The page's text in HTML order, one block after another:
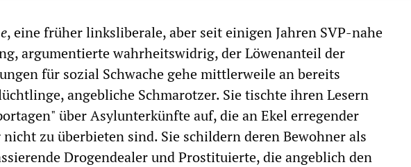
, eine früher linksliberale, aber seit einigen Jahren SVP-nahe
argumentierte wahrheitswidrig, der Löwenanteil der
für sozial Schwache gehe mittlerweile an bereits
angebliche Schmarotzer. Sie tischte ihren Lesern
über Asylunterkünfte auf, die an Ekel erregender
zu überbieten sind. Sie schildern deren Bewohner als
Drogendealer und Prostituierte, die angeblich den